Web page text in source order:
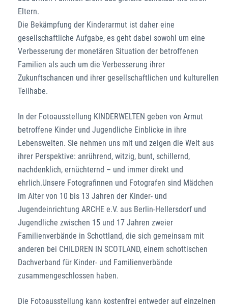
Eltern.
Die Bekämpfung der Kinderarmut ist daher eine
gesellschaftliche Aufgabe, es geht dabei sowohl um eine
Verbesserung der monetären Situation der betroffenen
Familien als auch um die Verbesserung ihrer
Zukunftschancen und ihrer gesellschaftlichen und kulturellen
Teilhabe.
In der Fotoausstellung KINDERWELTEN geben von Armut
betroffene Kinder und Jugendliche Einblicke in ihre
Lebenswelten. Sie nehmen uns mit und zeigen die Welt aus
ihrer Perspektive: anrührend, witzig, bunt, schillernd,
nachdenklich, ernüchternd – und immer direkt und
ehrlich.Unsere Fotografinnen und Fotografen sind Mädchen
im Alter von 10 bis 13 Jahren der Kinder- und
Jugendeinrichtung ARCHE e.V. aus Berlin-Hellersdorf und
Jugendliche zwischen 15 und 17 Jahren zweier
Familienverbände in Schottland, die sich gemeinsam mit
anderen bei CHILDREN IN SCOTLAND, einem schottischen
Dachverband für Kinder- und Familienverbände
zusammengeschlossen haben.
Die Fotoausstellung kann kostenfrei entweder auf einzelnen